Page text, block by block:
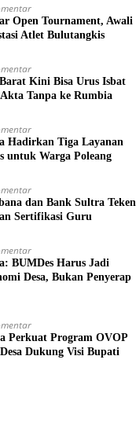
Open Tournament, Awali
Atlet Bulutangkis
Kini Bisa Urus Isbat
Tanpa ke Rumbia
Hadirkan Tiga Layanan
untuk Warga Poleang
dan Bank Sultra Teken
Sertifikasi Guru
BUMDes Harus Jadi
Desa, Bukan Penyerap
Perkuat Program OVOP
Dukung Visi Bupati